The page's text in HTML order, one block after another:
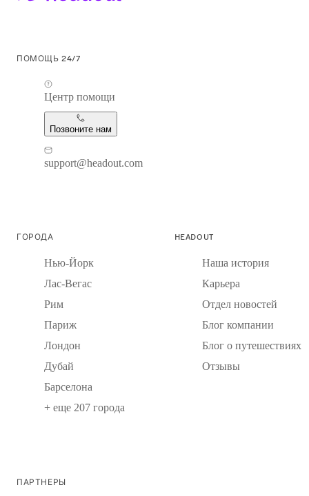
ПОМОЩЬ 24/7
Центр помощи
Позвоните нам
support@headout.com
ГОРОДА
Нью-Йорк
Лас-Вегас
Рим
Париж
Лондон
Дубай
Барселона
+ еще 207 города
HEADOUT
Наша история
Карьера
Отдел новостей
Блог компании
Блог о путешествиях
Отзывы
ПАРТНЕРЫ